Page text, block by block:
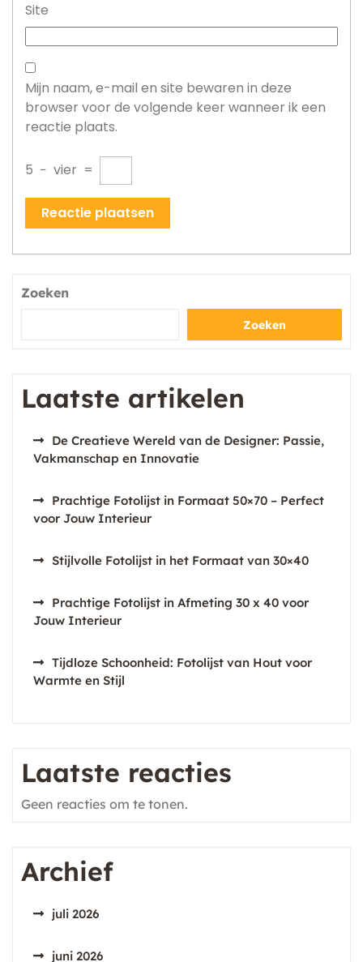
Site
Mijn naam, e-mail en site bewaren in deze
browser voor de volgende keer wanneer ik een
reactie plaats.
5 − vier =
Zoeken
Zoeken
Laatste artikelen
De Creatieve Wereld van de Designer: Passie,
Vakmanschap en Innovatie
Prachtige Fotolijst in Formaat 50×70 – Perfect
voor Jouw Interieur
Stijlvolle Fotolijst in het Formaat van 30×40
Prachtige Fotolijst in Afmeting 30 x 40 voor
Jouw Interieur
Tijdloze Schoonheid: Fotolijst van Hout voor
Warmte en Stijl
Laatste reacties
Geen reacties om te tonen.
Archief
juli 2026
juni 2026